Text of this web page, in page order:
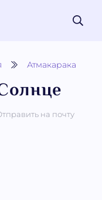
Атмакарака
на почту